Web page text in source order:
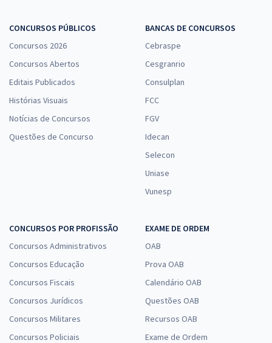
CONCURSOS PÚBLICOS
Concursos 2026
Concursos Abertos
Editais Publicados
Histórias Visuais
Notícias de Concursos
Questões de Concurso
BANCAS DE CONCURSOS
Cebraspe
Cesgranrio
Consulplan
FCC
FGV
Idecan
Selecon
Uniase
Vunesp
CONCURSOS POR PROFISSÃO
Concursos Administrativos
Concursos Educação
Concursos Fiscais
Concursos Jurídicos
Concursos Militares
Concursos Policiais
EXAME DE ORDEM
OAB
Prova OAB
Calendário OAB
Questões OAB
Recursos OAB
Exame de Ordem